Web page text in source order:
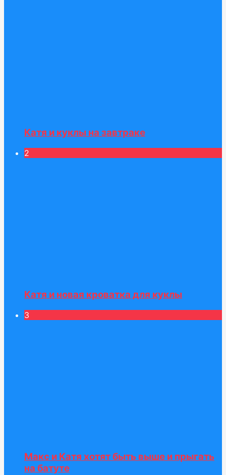
Катя и куклы на завтраке
2
Катя и новая кроватка для куклы
3
Макс и Катя хотят быть выше и прыгать
на батуте